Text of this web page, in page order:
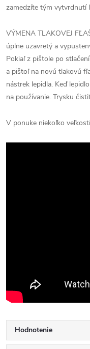
zamedzíte tým vytvrdnutí
VÝMENA TLAKOVEJ
úplne uzavretý a
Pokiaľ z pištole po
a pištoľ na novú tlakovú
nástrek lepidla. Keď
na používanie. Trysku
V ponuke niekoľko veľkostí
Hodnotenie